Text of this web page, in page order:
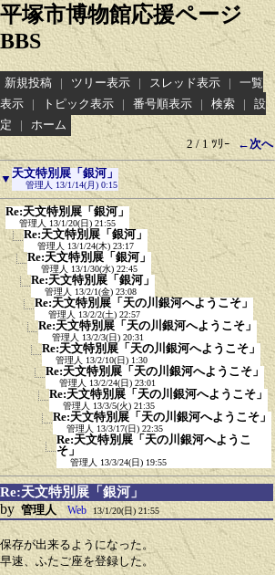
平塚市博物館応援ページ
BBS
新規投稿 | ツリー表示 | スレッド表示 |
一覧
表示
| トピック表示 | 番号順表示 | 検索 |
設
定
|
ホーム
2 / 1 ﾂﾘｰ ←次へ
▼ 天文特別展「銀河」
管理人 13/1/14(月) 0:15
Re:天文特別展「銀河」
管理人 13/1/20(日) 21:55
Re:天文特別展「銀河」
管理人 13/1/24(木) 23:17
Re:天文特別展「銀河」
管理人 13/1/30(水) 22:45
Re:天文特別展「銀河」
管理人 13/2/1(金) 23:08
Re:天文特別展「天の川銀河へようこそ」
管理人 13/2/2(土) 22:57
Re:天文特別展「天の川銀河へようこそ」
管理人 13/2/3(日) 20:31
Re:天文特別展「天の川銀河へようこそ」
管理人 13/2/10(日) 1:30
Re:天文特別展「天の川銀河へようこそ」
管理人 13/2/24(日) 23:01
Re:天文特別展「天の川銀河へようこそ」
管理人 13/3/5(火) 21:35
Re:天文特別展「天の川銀河へようこそ」
管理人 13/3/17(日) 22:35
Re:天文特別展「天の川銀河へようこ
そ」
管理人 13/3/24(日) 19:55
Re:天文特別展「銀河」
by 管理人 Web 13/1/20(日) 21:55
保存が出来るようになった。
早速、ふたご座を登録した。